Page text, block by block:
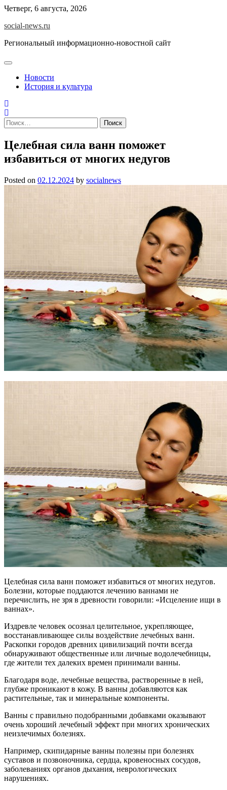
Skip
content
Четверг, 6 августа, 2026
social-news.ru
Региональный информационно-новостной сайт
Новости
История и культура
Найти:
Целебная сила ванн поможет
избавиться от многих недугов
Posted on 02.12.2024 by socialnews
Целебная сила ванн поможет избавиться от многих недугов.
Болезни, которые поддаются лечению ваннами не
перечислить, не зря в древности говорили: «Исцеление ищи в
ваннах».
Издревле человек осознал целительное, укрепляющее,
восстанавливающее силы воздействие лечебных ванн.
Раскопки городов древних цивилизаций почти всегда
обнаруживают общественные или личные водолечебницы,
где жители тех далеких времен принимали ванны.
Благодаря воде, лечебные вещества, растворенные в ней,
глубже проникают в кожу. В ванны добавляются как
растительные, так и минеральные компоненты.
Ванны с правильно подобранными добавками оказывают
очень хороший лечебный эффект при многих хронических
неизлечимых болезнях.
Например, скипидарные ванны полезны при болезнях
суставов и позвоночника, сердца, кровеносных сосудов,
заболеваниях органов дыхания, неврологических
нарушениях.